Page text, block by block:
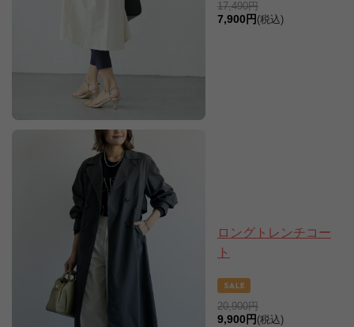
17,490円
7,900円 (税込)
ロングトレンチコー
ト
20,900円
9,900円 (税込)